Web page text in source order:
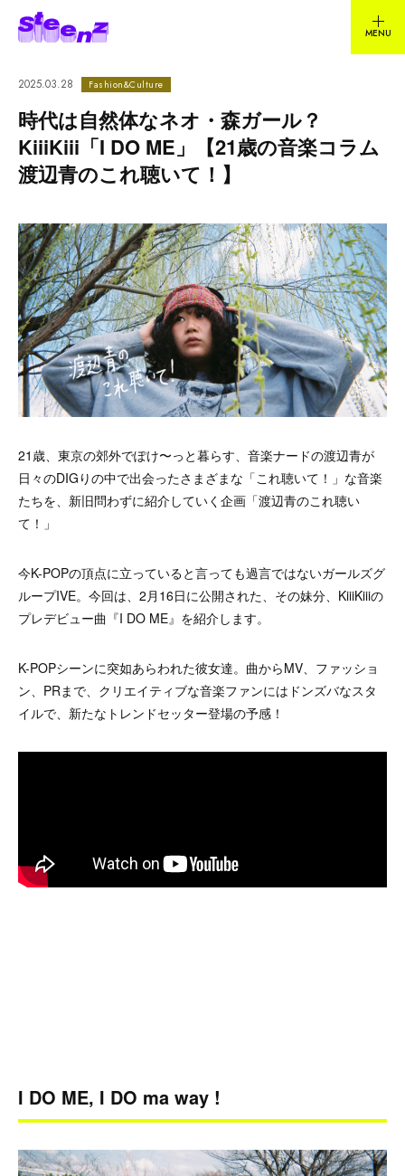
2025.03.28 Fashion&Culture
時代は自然体なネオ・森ガール？
KiiiKiii「I DO ME」【21歳の音楽コラム
渡辺青のこれ聴いて！】
21歳、東京の郊外でぽけ〜っと暮らす、音楽ナードの渡辺青が
日々のDIGりの中で出会ったさまざまな「これ聴いて！」な音楽
たちを、新旧問わずに紹介していく企画「渡辺青のこれ聴い
て！」
今K-POPの頂点に立っていると言っても過言ではないガールズグ
ループIVE。今回は、2月16日に公開された、その妹分、KiiiKiiiの
プレデビュー曲『I DO ME』を紹介します。
K-POPシーンに突如あらわれた彼女達。曲からMV、ファッショ
ン、PRまで、クリエイティブな音楽ファンにはドンズバなスタ
イルで、新たなトレンドセッター登場の予感！
I DO ME, I DO ma way !